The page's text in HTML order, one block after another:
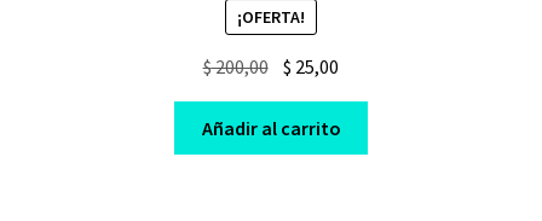
¡OFERTA!
$200,00 Original
was:
$ 200,00.
$ 25,00
is:
$ 25,00.
Añadir al carrito